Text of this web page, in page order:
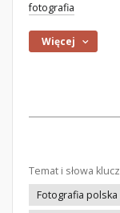
fotografia
Więcej
Temat i słowa
Fotografia polska